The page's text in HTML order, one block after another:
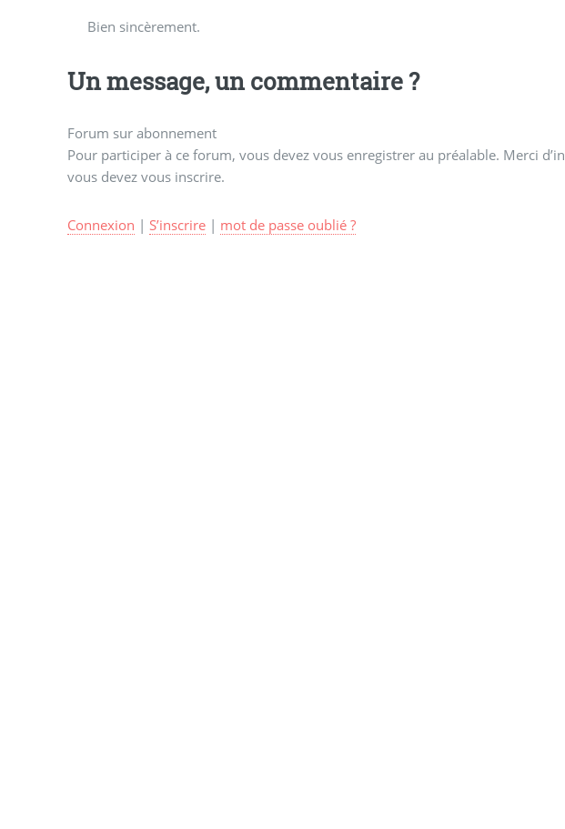
Bien sincèrement.
Un message, un commentaire ?
Forum sur abonnement
Pour participer à ce forum, vous devez vous enregistrer au préalable. Merci
vous devez vous inscrire.
Connexion | S’inscrire| mot de passe oublié ?